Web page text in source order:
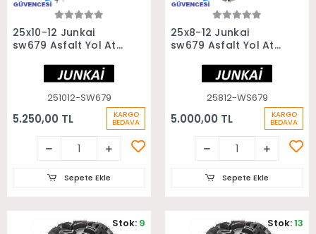
Sepete Ekle
25x10-12 Junkai
sw679 Asfalt Yol Atv
251012-SW679
5.250,00 TL KARGO
BEDAVA
Sepete Ekle
Sepete Ekle
25x8-12 Junkai
sw679 Asfalt Yol Atv
25812-WS679
5.000,00 TL KARGO
BEDAVA
Sepete Ekle
Stok: 9 Stok:13